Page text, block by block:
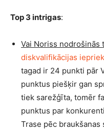
Top 3 intrigas:
Vai Noriss nodrošinās
diskvalifikācijas
tagad ir 24 punkti pār
punktus piešķir gan
tiek sarežģīta, tomēr
punktus par
Trase pēc